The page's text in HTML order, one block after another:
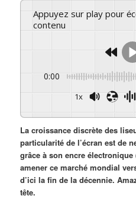
Appuyez sur play pour écouter ce
contenu
0:00
1x
La croissance discrète des
particularité de l’écran est de
grâce à son encre électronique
amener ce marché mondial
d’ici la fin de la décennie.
tête.